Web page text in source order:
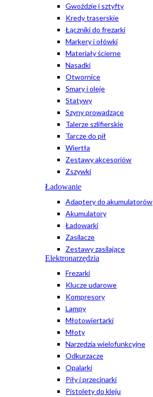
Gwoździe i sztyfty
Kredy traserskie
Łączniki do frezarki
Markery i ołówki
Materiały ścierne
Nasadki
Otwornice
Smary i oleje
Statywy
Szyny prowadzące
Talerze szlifierskie
Tarcze do pił
Wiertła
Zestawy akcesoriów
Zszywki
Ładowanie
Adaptery do akumulatorów
Akumulatory
Ładowarki
Zasilacze
Zestawy zasilające
Elektronarzędzia
Frezarki
Klucze udarowe
Kompresory
Lampy
Młotowiertarki
Młoty
Narzędzia wielofunkcyjne
Odkurzacze
Opalarki
Piły i przecinarki
Pistolety do kleju